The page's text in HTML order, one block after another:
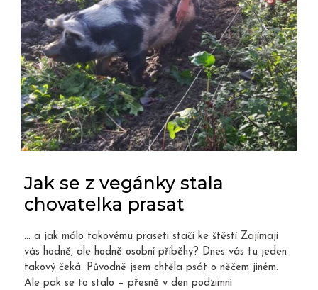
Jak se z vegánky stala
chovatelka prasat
… a jak málo takovému praseti stačí ke štěstí Zajímají
vás hodně, ale hodně osobní příběhy? Dnes vás tu jeden
takový čeká. Původně jsem chtěla psát o něčem jiném.
Ale pak se to stalo – přesně v den podzimní